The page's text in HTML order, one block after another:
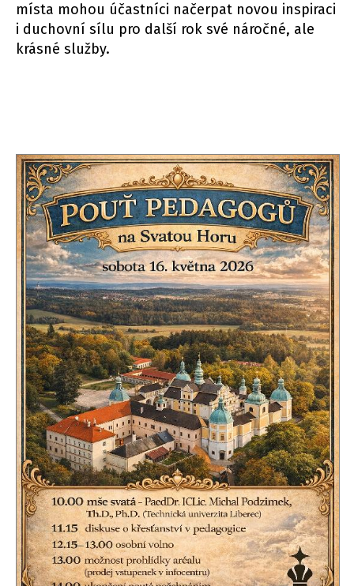
místa mohou účastníci načerpat novou inspiraci
i duchovní sílu pro další rok své náročné, ale
krásné služby.